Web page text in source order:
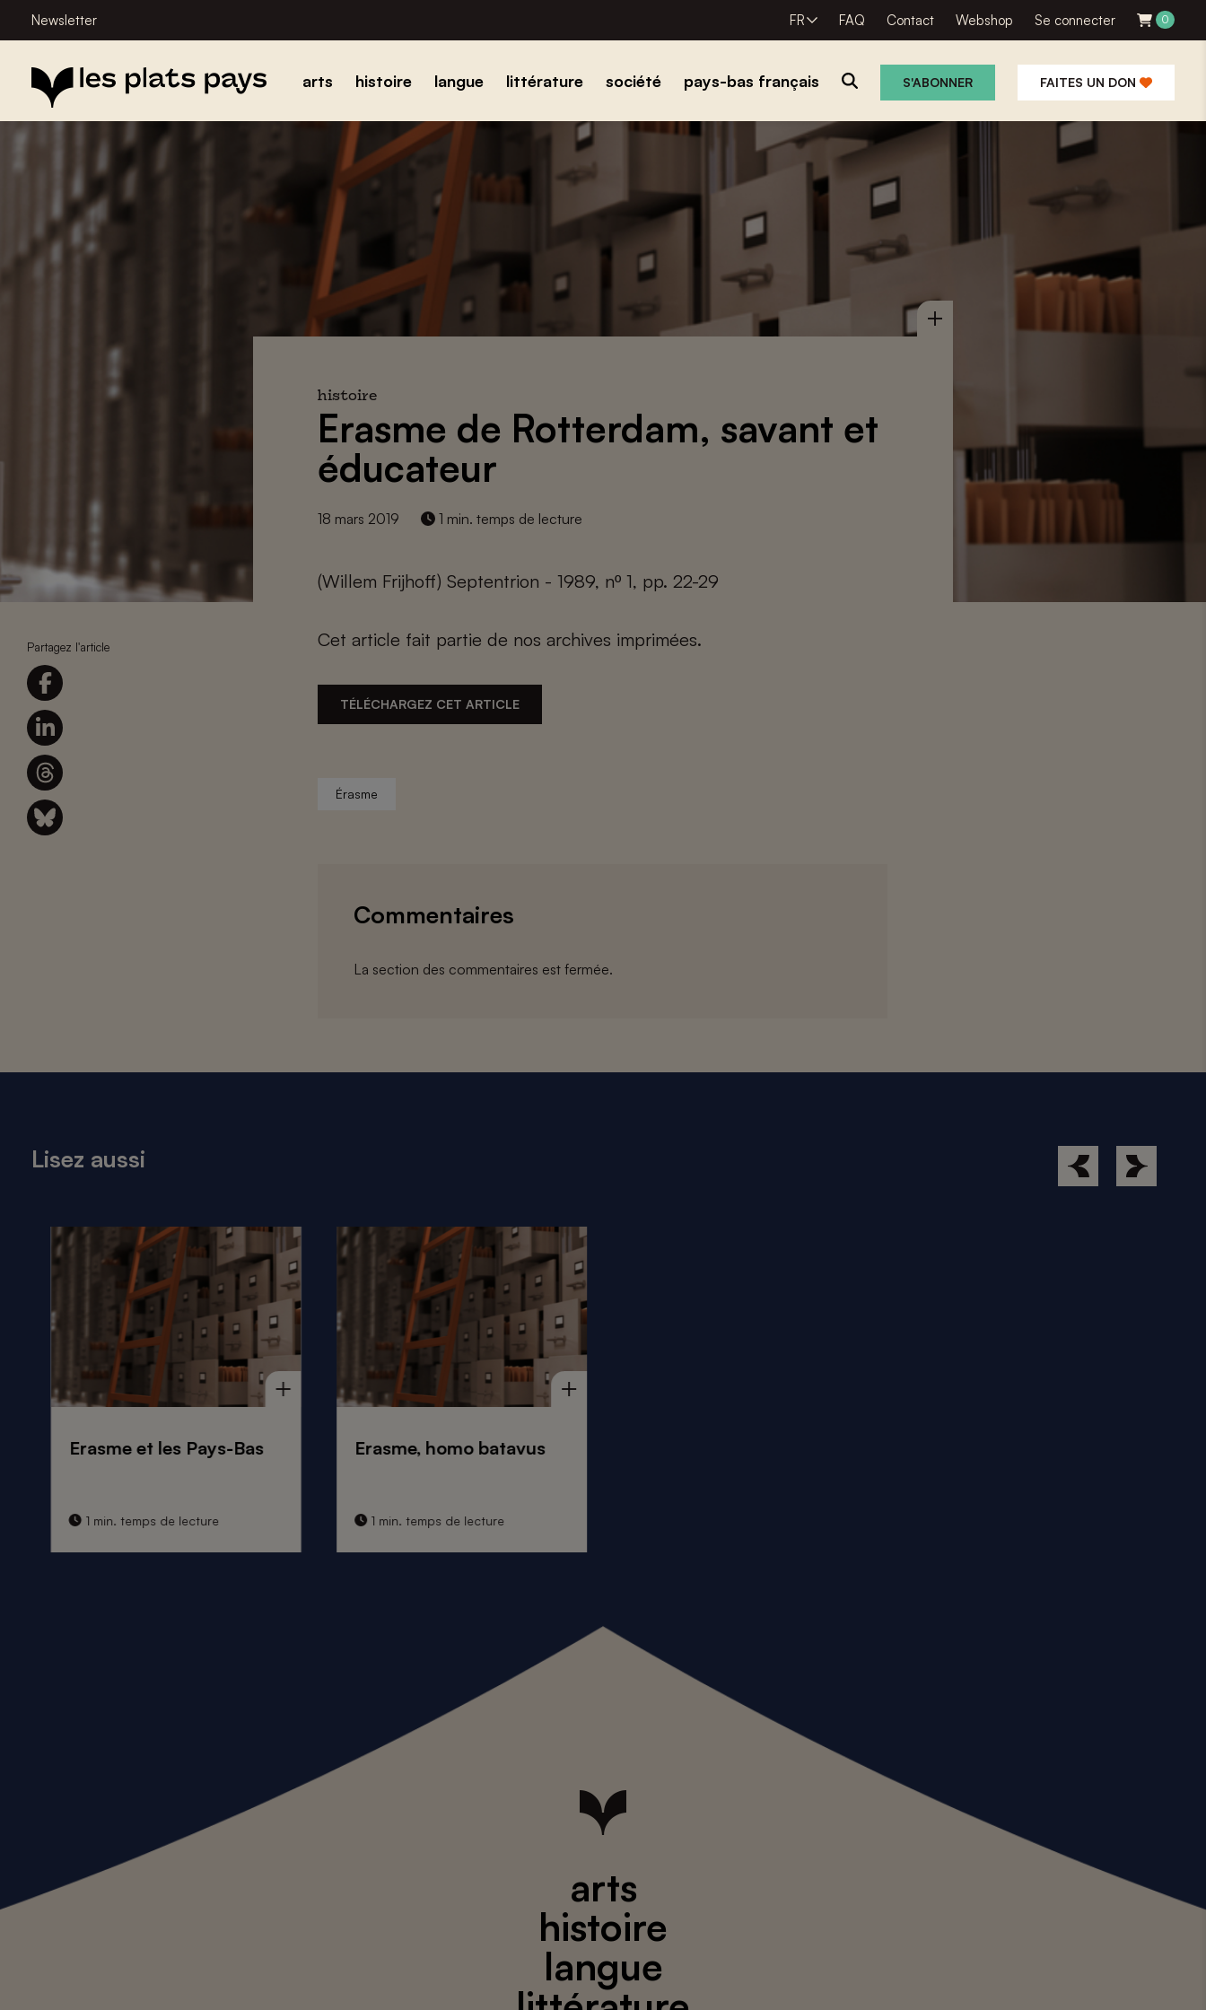
Newsletter FR FAQ Contact Webshop Se connecter 0
arts histoire langue littérature société pays-bas français S'ABONNER FAITES UN DON
Partagez l'article
histoire
Erasme de Rotterdam, savant et
éducateur
18 mars 2019 1 min. temps de lecture
(Willem Frijhoff) Septentrion - 1989, nº 1, pp. 22-29
Cet article fait partie de nos archives imprimées.
TÉLÉCHARGEZ CET ARTICLE
Érasme
Commentaires
La section des commentaires est fermée.
Lisez aussi
Erasme et les Pays-Bas
1 min. temps de lecture
Erasme, homo batavus
1 min. temps de lecture
arts
histoire
langue